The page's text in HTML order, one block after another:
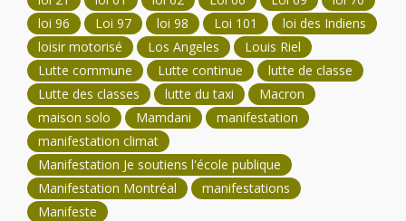
loi 96
Loi 97 loi 98 Loi 101
loi des Indiens
loisir motorisé
Los Angeles
Louis Riel
Lutte commune
Lutte continue
lutte de classe
Lutte des classes
lutte du taxi
Macron
maison solo
Mamdani
manifestation
manifestation climat
Manifestation Je soutiens l'école publique
Manifestation Montréal
manifestations
Manifeste